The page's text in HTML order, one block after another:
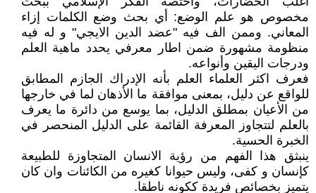
مخصوص هو علم الوضع: أي بحث وضع الكلمات إزاء
المعاني. وممن الف فيه "عضد الدين الايجي" و له فيه
منظومة مشهورة ضمن اطار معرفي يحدد ماهية العلم
ودرجات اليقين وأنواعه.
فعرف اكثر العلماء العلم بأنه الإدراك الجازم المطابق
للواقع عن دليل، بمعنى موافقة ما الأذهان لما في خارجها
من الأعيان بمطلق الدليل، بما يوسع من دائرة ما يعرف
بالعلم لتتجاوز المعرفة القائمة على الدليل المنحصر في
الخبرة الحسية.
ينبثق هذا الفهم من رؤية الانسان المتجاوزة للطبيعة
كإنسان و كفى، وليس حيوانا كغيره من الكائنات وان كان
يتميز بخصائص فريدة ككونه ناطقا.